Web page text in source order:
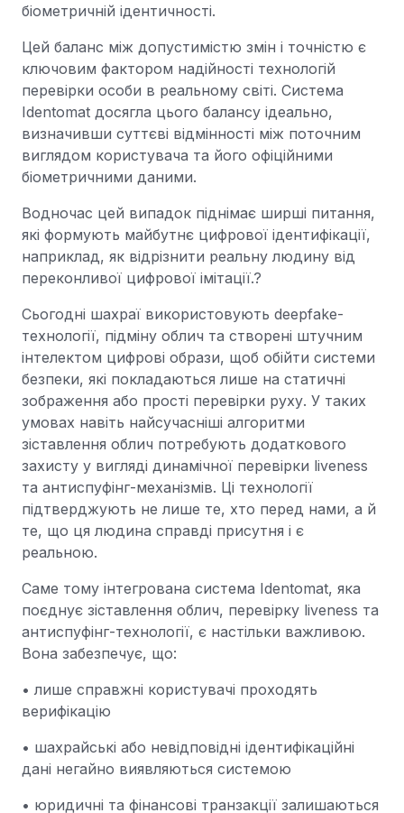
біометричній ідентичності.
Цей баланс між допустимістю змін і точністю є
ключовим фактором надійності технологій
перевірки особи в реальному світі. Система
Identomat досягла цього балансу ідеально,
визначивши суттєві відмінності між поточним
виглядом користувача та його офіційними
біометричними даними.
Водночас цей випадок піднімає ширші питання,
які формують майбутнє цифрової ідентифікації,
наприклад, як відрізнити реальну людину від
переконливої цифрової імітації.?
Сьогодні шахраї використовують deepfake-
технології, підміну облич та створені штучним
інтелектом цифрові образи, щоб обійти системи
безпеки, які покладаються лише на статичні
зображення або прості перевірки руху. У таких
умовах навіть найсучасніші алгоритми
зіставлення облич потребують додаткового
захисту у вигляді динамічної перевірки liveness
та антиспуфінг-механізмів. Ці технології
підтверджують не лише те, хто перед нами, а й
те, що ця людина справді присутня і є
реальною.
Саме тому інтегрована система Identomat, яка
поєднує зіставлення облич, перевірку liveness та
антиспуфінг-технології, є настільки важливою.
Вона забезпечує, що:
• лише справжні користувачі проходять
верифікацію
• шахрайські або невідповідні ідентифікаційні
дані негайно виявляються системою
• юридичні та фінансові транзакції залишаються